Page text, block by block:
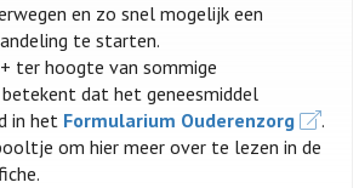
en zo snel mogelijk een
te starten.
ter hoogte van sommige
dat het geneesmiddel
in het Formularium Ouderenzorg
.
om hier meer over te lezen in de